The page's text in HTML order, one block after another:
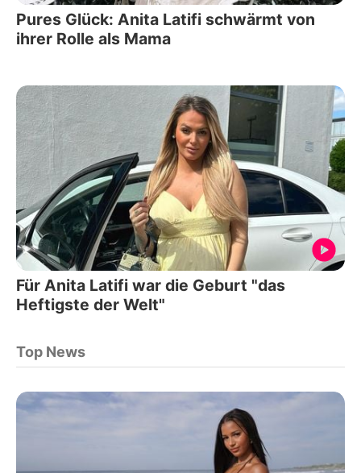
Pures Glück: Anita Latifi schwärmt von
ihrer Rolle als Mama
Für Anita Latifi war die Geburt "das
Heftigste der Welt"
Top News